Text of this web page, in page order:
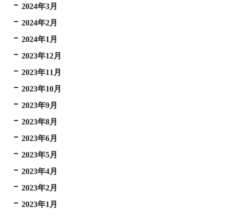
2024年3月
2024年2月
2024年1月
2023年12月
2023年11月
2023年10月
2023年9月
2023年8月
2023年6月
2023年5月
2023年4月
2023年2月
2023年1月